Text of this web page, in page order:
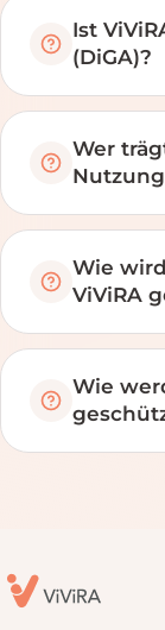
Ist
(DiGA)?
Wer
Wie
ViViRA
Wie